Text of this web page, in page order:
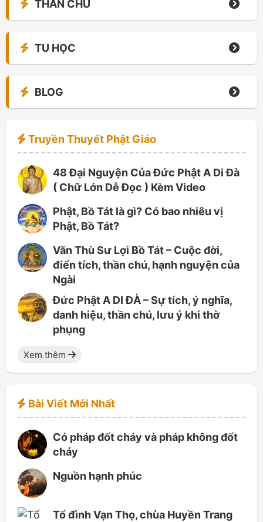
THẦN CHÚ
TU HỌC
BLOG
Truyền Thuyết Phật Giáo
48 Đại Nguyện Của Đức Phật A Di Đà
( Chữ Lớn Dễ Đọc ) Kèm Video
Phật, Bồ Tát là gì? Có bao nhiêu vị
Phật, Bồ Tát?
Văn Thù Sư Lợi Bồ Tát – Cuộc đời,
điển tích, thần chú, hạnh nguyện của
Ngài
Đức Phật A DI ĐÀ – Sự tích, ý nghĩa,
danh hiệu, thần chú, lưu ý khi thờ
phụng
Xem thêm
Bài Viết Mới Nhất
Có pháp đốt cháy và pháp không đốt
cháy
Nguồn hạnh phúc
Tổ đình Vạn Thọ, chùa Huyền Trang